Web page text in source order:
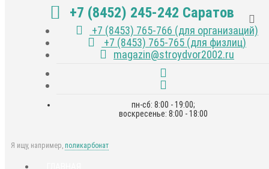
+7 (8452) 245-242 Саратов
+7 (8453) 765-766 (для организаций)
+7 (8453) 765-765 (для физлиц)
magazin@stroydvor2002.ru
пн-сб: 8:00 - 19:00;
воскресенье: 8:00 - 18:00
Я ищу, например, поликарбонат